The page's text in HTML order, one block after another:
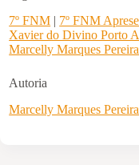
7º FNM | 7º FNM
Xavier do Divino Porto
Marcelly Marques Pereira
Autoria
Marcelly Marques Pereira